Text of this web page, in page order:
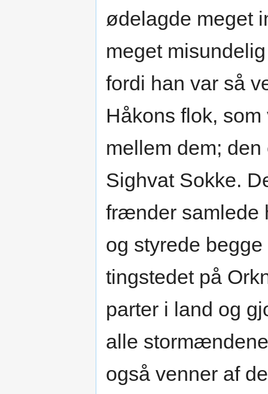
ødelagde meget
meget
fordi han var så
Håkons flok,
mellem dem;
Sighvat Sokke.
frænder samlede
og styrede
tingstedet på
parter i land og
alle
også venner af